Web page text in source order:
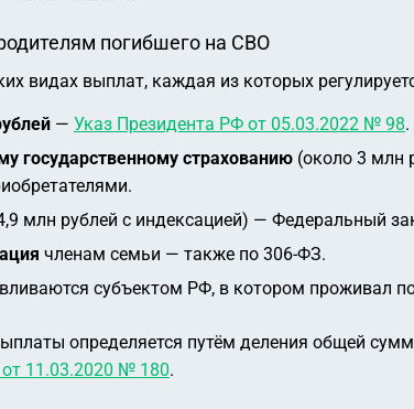
погибшего на СВО
видах выплат, каждая из которых
— Указ Президента РФ от 05.03.2022 № 98
государственному страхованию (около 3 млн
млн рублей с индексацией) — Федеральный
членам семьи — также по 306-ФЗ.
субъектом РФ, в котором проживал
определяется путём деления общей
11.03.2020 № 180.